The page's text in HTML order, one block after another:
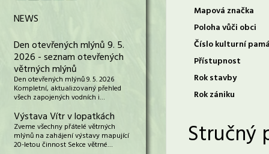
NEWS
Den otevřených mlýnů 9. 5.
2026 - seznam otevřených
větrných mlýnů
Den otevřených mlýnů 9. 5. 2026
Kompletní, aktualizovaný přehled
všech zapojených vodních i…
Výstava Vítr v lopatkách
Zveme všechny přátelé větrných
mlýnů na zahájení výstavy mapující
20-letou činnost Sekce větrné…
Mapová značka
Poloha vůči obci
Číslo kulturní
Přístupnost
Rok stavby
Rok zániku
Stručný